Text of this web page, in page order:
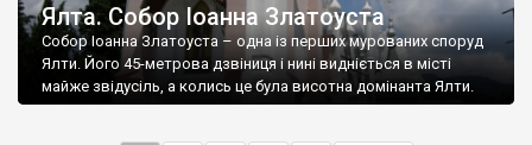
Ялта. Собор Іоанна Златоуста
Собор Іоанна Златоуста – одна із перших мурованих споруд
Ялти. Його 45-метрова дзвіниця і нині видніється в місті
майже звідусіль, а колись це була висотна домінанта Ялти.